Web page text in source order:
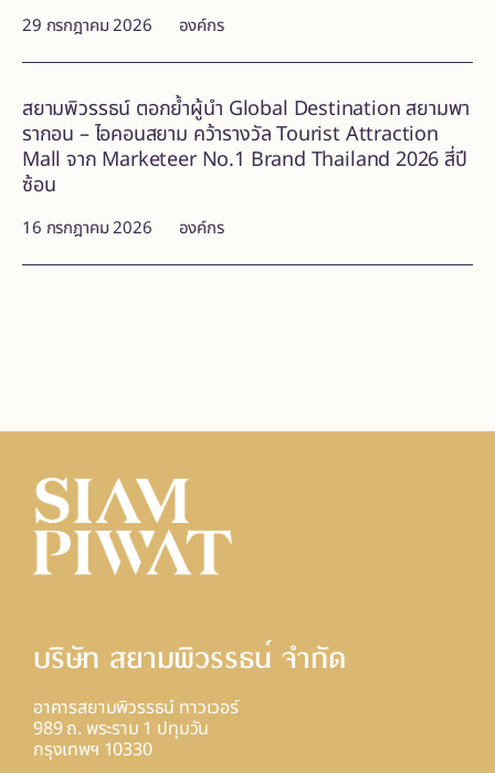
29 กรกฎาคม 2026 องค์กร
16 กรกฎาคม 2026 องค์กร
สยามพิวรรธน์ ตอกย้ำผู้นำ Global Destination สยามพา
รากอน – ไอคอนสยาม คว้ารางวัล Tourist Attraction
Mall จาก Marketeer No.1 Brand Thailand 2026 สี่ปี
ซ้อน
บริษัท สยามพิวรรธน์ จํากัด
อาคารสยามพิวรรธน์ ทาวเวอร์
989 ถ. พระราม 1 ปทุมวัน
กรุงเทพฯ 10330